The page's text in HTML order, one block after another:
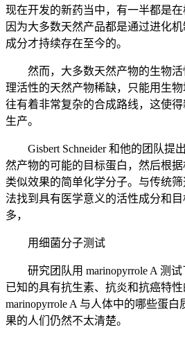
现在开发的新药当中，有一半都是在
因为大多数天然产品都是通过进化
成分才持续存在至今的。
然而，大多数天然产物的生物活
理活性的天然产物稀缺，只能用生
往有着非常复杂的合成路线，这使
生产。
Gisbert Schneider 和他的团队提
然产物的可能的目标蛋白，然后根
类似效果的简单化学分子。与传统
法找到具有医学意义的活性成分和
多，
用细菌分子测试
研究团队用 marinopyrrole A 测试
已知的具有抗生素、抗炎和抗癌特
marinopyrrole A 与人体中的哪些蛋
果的人们仍然不太清楚。